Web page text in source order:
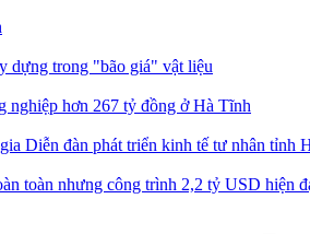
dựng trong "bão giá" vật liệu
nghiệp hơn 267 tỷ đồng ở Hà Tĩnh
Diễn đàn phát triển kinh tế tư nhân tỉnh
toàn nhưng công trình 2,2 tỷ USD hiện